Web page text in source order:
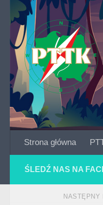
Skip to content
Strona główna
ŚLEDŹ NAS NA
NASTĘPNY